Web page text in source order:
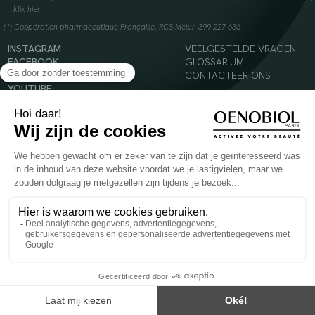
klik hier
(1) Coopération pharmaceutique Française, RCS Melun 399 227 636
INSTAGRAM
FACEBOOK
TIKTOK
YOUTUBE
VEELGESTELDE VRAGEN
GLOSSARIUM
CONTACTEER ONS
Voedingssupplement dat moet worden geconsumeerd als onderdeel van een gevarieerde,
evenwichtige voeding en een gezonde levensstijl. Aanbevolen dagelijkse dosis niet
overschrijden. Enkel voor volwassenen, buiten het bereik van kinderen houden.